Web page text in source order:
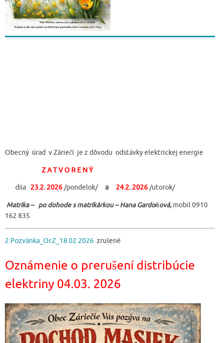
Obecný úrad v Záriečí je z dôvodu odstávky elektrickej energie
Z A T V O R E N Ý
dňa 23.2. 2026 /pondelok/ a 24.2. 2026 /utorok/
Matrika – po dohode s matrikárkou – Hana Gardoňová,mobil 0910
162 835
2 Pozvánka_OcZ_18.02.2026 zrušené
Oznámenie o prerušení distribúcie
elektriny 04.03. 2026